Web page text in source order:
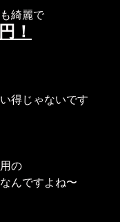
綺麗で
！
得じゃないです
の
んですよね〜